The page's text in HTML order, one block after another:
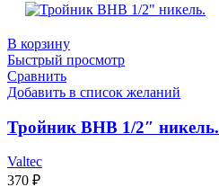
В корзину
Быстрый просмотр
Сравнить
Добавить в список желаний
Тройник ВНВ 1/2″ никель.
Valtec
370 ₽